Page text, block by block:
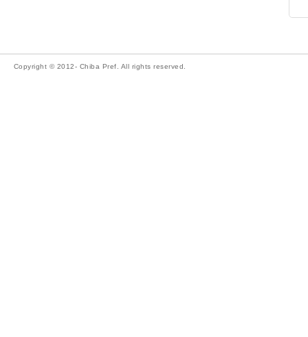
Copyright © 2012- Chiba Pref. All rights reserved.